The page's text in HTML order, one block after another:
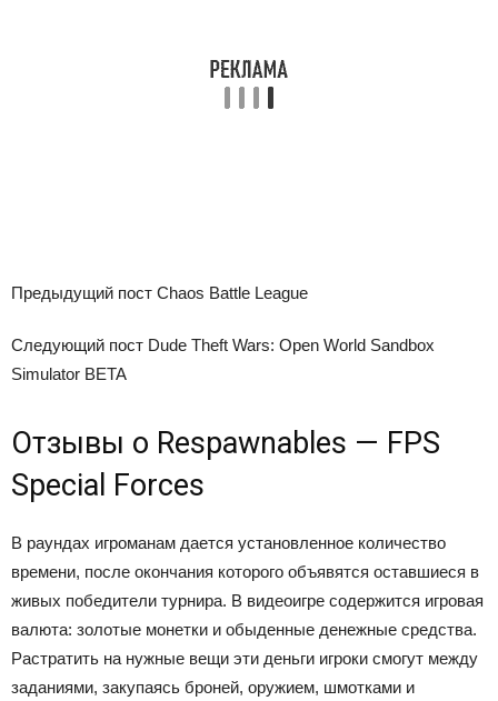
Предыдущий пост Chaos Battle League
Следующий пост Dude Theft Wars: Open World Sandbox
Simulator BETA
Отзывы о Respawnables — FPS
Special Forces
В раундах игроманам дается установленное количество
времени, после окончания которого объявятся оставшиеся в
живых победители турнира. В видеоигре содержится игровая
валюта: золотые монетки и обыденные денежные средства.
Растратить на нужные вещи эти деньги игроки смогут между
заданиями, закупаясь броней, оружием, шмотками и